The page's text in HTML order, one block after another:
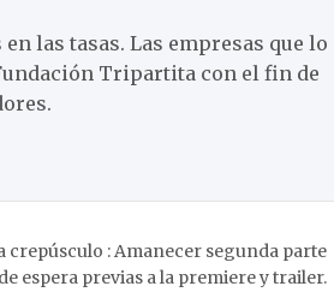
las tasas. Las empresas que lo
Tripartita con el fin de
crepúsculo : Amanecer segunda parte
espera previas a la premiere y trailer.